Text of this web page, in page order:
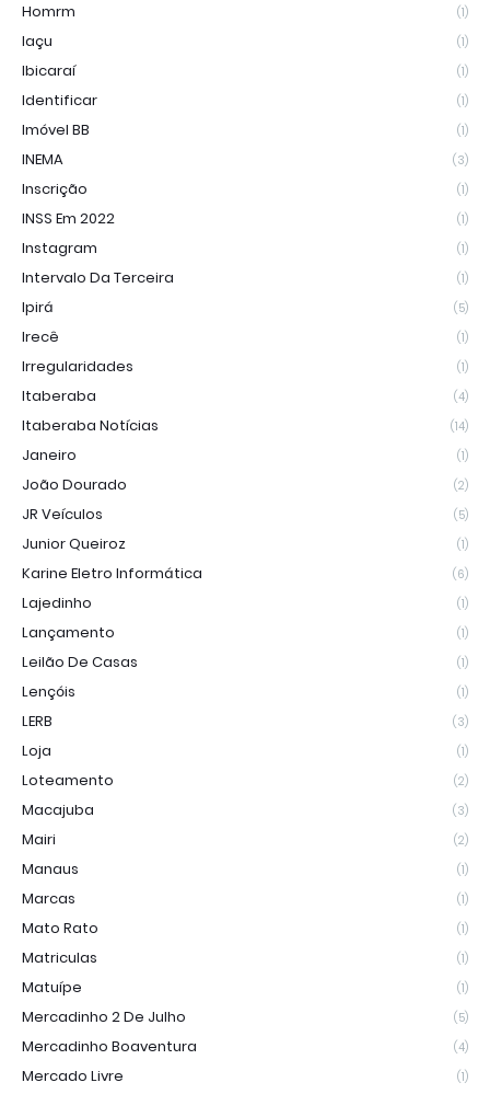
Homrm (1)
Iaçu (1)
Ibicaraí (1)
Identificar (1)
Imóvel BB (1)
INEMA (3)
Inscrição (1)
INSS Em 2022 (1)
Instagram (1)
Intervalo Da Terceira (1)
Ipirá (5)
Irecê (1)
Irregularidades (1)
Itaberaba (4)
Itaberaba Notícias (14)
Janeiro (1)
João Dourado (2)
JR Veículos (5)
Junior Queiroz (1)
Karine Eletro Informática (6)
Lajedinho (1)
Lançamento (1)
Leilão De Casas (1)
Lençóis (1)
LERB (3)
Loja (1)
Loteamento (2)
Macajuba (3)
Mairi (2)
Manaus (1)
Marcas (1)
Mato Rato (1)
Matriculas (1)
Matuípe (1)
Mercadinho 2 De Julho (5)
Mercadinho Boaventura (4)
Mercado Livre (1)